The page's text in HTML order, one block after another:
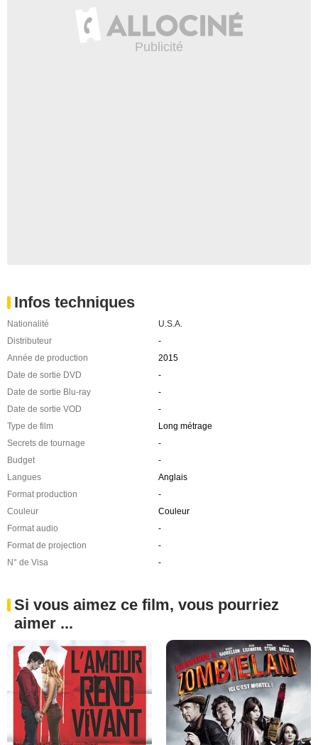
Infos techniques
Nationalité
U.S.A.
Distributeur
-
Année de production
2015
Date de sortie DVD
-
Date de sortie Blu-ray
-
Date de sortie VOD
-
Type de film
Long métrage
Secrets de tournage
-
Budget
-
Langues
Anglais
Format production
-
Couleur
Couleur
Format audio
-
Format de projection
-
N° de Visa
-
Si vous aimez ce film, vous pourriez
aimer ...